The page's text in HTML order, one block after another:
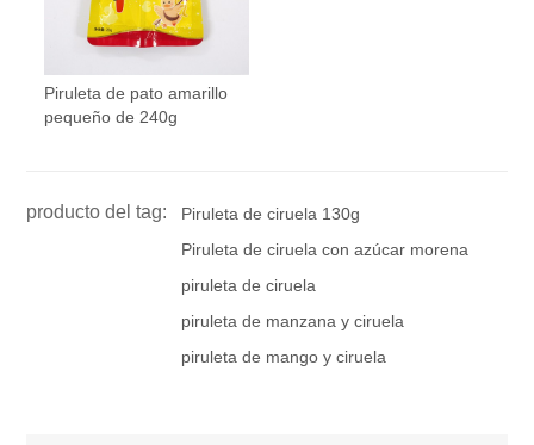
Piruleta de pato amarillo
pequeño de 240g
producto del tag:
Piruleta de ciruela 130g
Piruleta de ciruela con azúcar morena
piruleta de ciruela
piruleta de manzana y ciruela
piruleta de mango y ciruela